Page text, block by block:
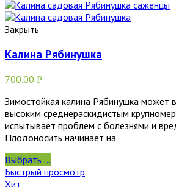
Закрыть
Калина Рябинушка
700.00 Р
Зимостойкая калина Рябинушка может
высоким среднераскидистым
испытывает проблем с болезнями и
Плодоносить начинает на
Выбрать ...
Быстрый просмотр
Хит